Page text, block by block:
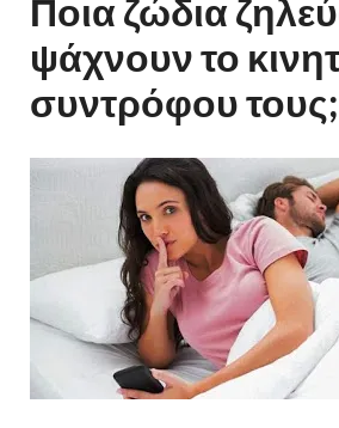
Ποια ζώδια
ψάχνουν το
συντρόφου τους;